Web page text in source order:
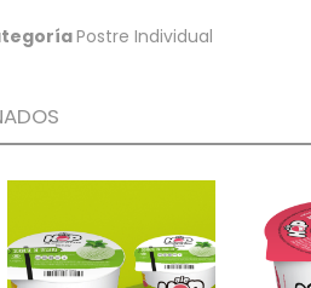
Postre Individual